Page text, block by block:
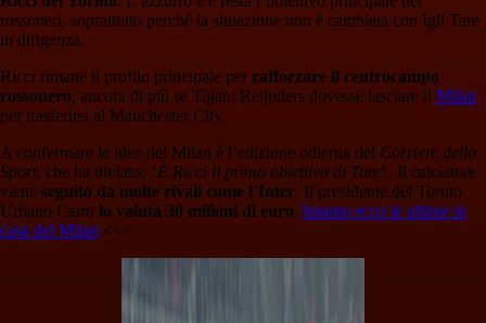
rossoneri, soprattutto perché la situazione non è cambiata con Igli Tare
in dirigenza.
Ricci rimane il profilo principale per rafforzare il centrocampo
rossonero, ancora di più se Tijjani Reijnders dovesse lasciare il Milan
per trasferirsi al Manchester City.
A confermare le idee del Milan è l’edizione odierna del Corriere dello
Sport, che ha titolato: “È Ricci il primo obiettivo di Tare”. Il calciatore
viene seguito da molte rivali come l’Inter. Il presidente del Torino
Urbano Cairo lo valuta 30 milioni di euro. Intanto ecco le ultime in
casa del Milan <<<